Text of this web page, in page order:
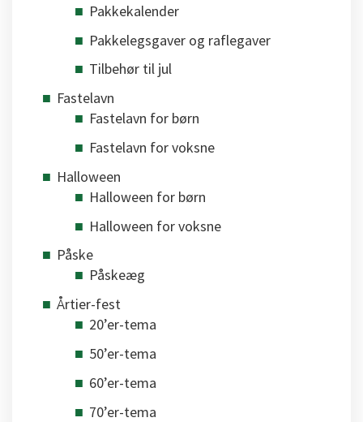
Pakkekalender
Pakkelegsgaver og raflegaver
Tilbehør til jul
Fastelavn
Fastelavn for børn
Fastelavn for voksne
Halloween
Halloween for børn
Halloween for voksne
Påske
Påskeæg
Årtier-fest
20’er-tema
50’er-tema
60’er-tema
70’er-tema